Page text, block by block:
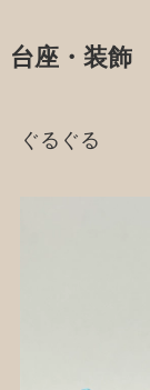
台座・装飾
ぐるぐる